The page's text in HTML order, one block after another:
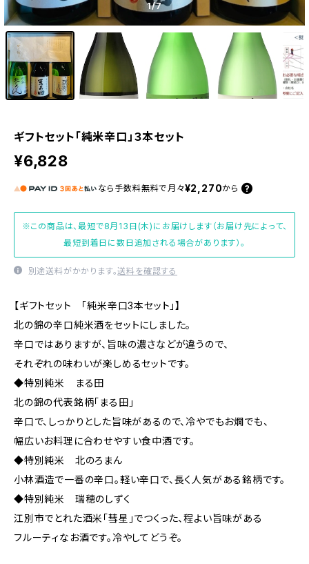
1/7
ギフトセット「純米辛口」３本セット
¥6,828
なら 手数料無料で 月々¥2,270から
※この商品は、最短で8月13日(木)にお届けします（お届け先によって、
最短到着日に数日追加される場合があります）。
別途送料がかかります。送料を確認する
【ギフトセット 「純米辛口3本セット」】
北の錦の辛口純米酒をセットにしました。
辛口ではありますが、旨味の濃さなどが違うので、
それぞれの味わいが楽しめるセットです。
◆特別純米 まる田
北の錦の代表銘柄「まる田」
辛口で、しっかりとした旨味があるので、冷やでもお燗でも、
幅広いお料理に合わせやすい食中酒です。
◆特別純米 北のろまん
小林酒造で一番の辛口。軽い辛口で、長く人気がある銘柄です。
◆特別純米 瑞穂のしずく
江別市でとれた酒米「彗星」でつくった、程よい旨味がある
フルーティなお酒です。冷やしてどうぞ。